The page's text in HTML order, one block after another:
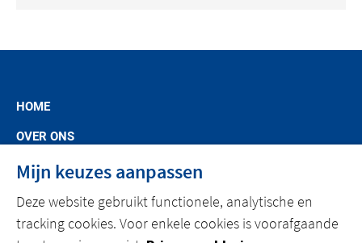
HOME
OVER ONS
MARKSEGMENTEN
SPECIFIC OFFERS
NIEUWS
Mijn keuzes aanpassen
Deze website gebruikt functionele, analytische en
tracking cookies. Voor enkele cookies is voorafgaande